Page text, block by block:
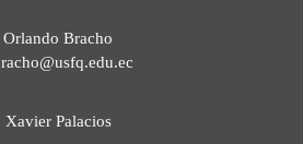
Orlando Bracho
Xavier Palacios